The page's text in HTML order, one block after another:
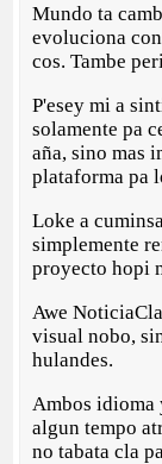
Mundo ta
evoluciona
cos. Tambe
P'esey mi a
solamente pa
aña, sino mas
plataforma pa
Loke a
simplemente
proyecto hopi
Awe
visual nobo,
hulandes.
Ambos idioma
algun tempo
no tabata cla